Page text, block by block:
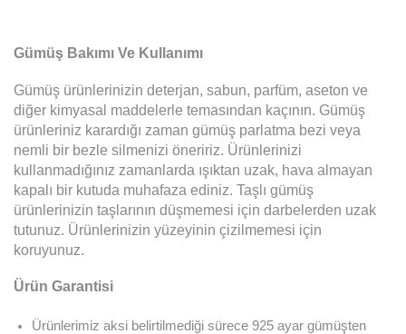
Gümüş Bakımı Ve Kullanımı
Gümüş ürünlerinizin deterjan, sabun, parfüm, aseton ve
diğer kimyasal maddelerle temasından kaçının. Gümüş
ürünleriniz karardığı zaman gümüş parlatma bezi veya
nemli bir bezle silmenizi öneririz. Ürünlerinizi
kullanmadığınız zamanlarda ışıktan uzak, hava almayan
kapalı bir kutuda muhafaza ediniz. Taşlı gümüş
ürünlerinizin taşlarının düşmemesi için darbelerden uzak
tutunuz. Ürünlerinizin yüzeyinin çizilmemesi için
koruyunuz.
Ürün Garantisi
Ürünlerimiz aksi belirtilmediği sürece 925 ayar gümüşten